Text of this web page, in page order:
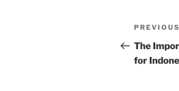
Post
Previous
Post
PREVIOUS
The
for